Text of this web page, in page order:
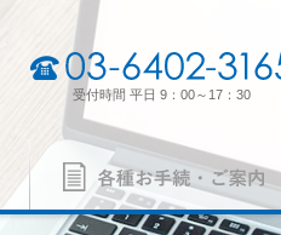
03-6402-3165
受付時間 平日 9：00～17：30
各種お手続・ご案内